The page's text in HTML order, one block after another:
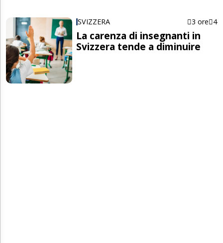
SVIZZERA 3 ore 4
La carenza di insegnanti in
Svizzera tende a diminuire